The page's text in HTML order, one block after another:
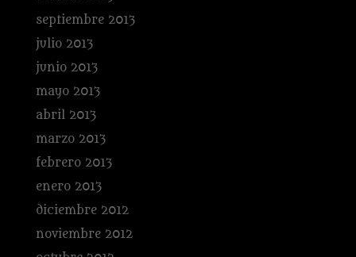
septiembre 2013
julio 2013
junio 2013
mayo 2013
abril 2013
marzo 2013
febrero 2013
enero 2013
diciembre 2012
noviembre 2012